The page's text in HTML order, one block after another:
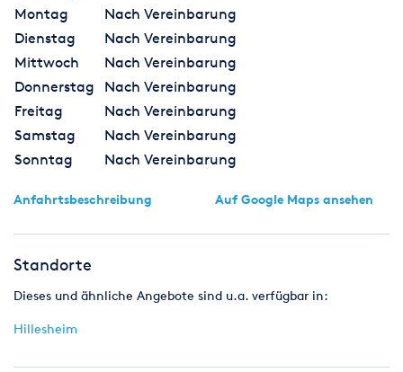
Montag
Nach Vereinbarung
Dienstag
Nach Vereinbarung
Mittwoch
Nach Vereinbarung
Donnerstag
Nach Vereinbarung
Freitag
Nach Vereinbarung
Samstag
Nach Vereinbarung
Sonntag
Nach Vereinbarung
Anfahrtsbeschreibung Auf Google Maps ansehen
Standorte
Dieses und ähnliche Angebote sind u.a. verfügbar in:
Hillesheim